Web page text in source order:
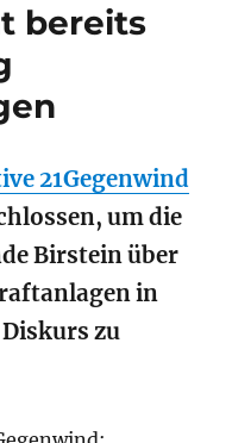
bereits
21Gegenwind
um die
Birstein über
in
zu